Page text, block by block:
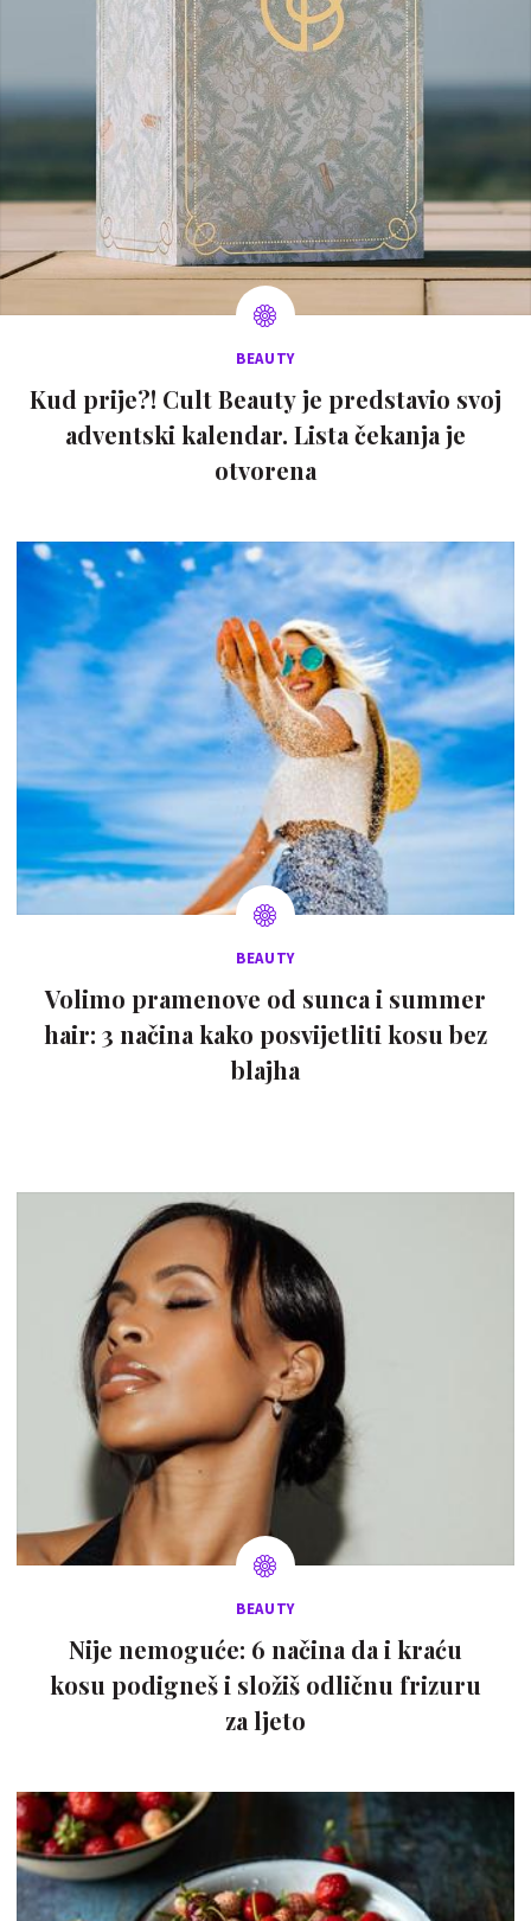
BEAUTY
Kud prije?! Cult Beauty je predstavio svoj
adventski kalendar. Lista čekanja je
otvorena
BEAUTY
Volimo pramenove od sunca i summer
hair: 3 načina kako posvijetliti kosu bez
blajha
BEAUTY
Nije nemoguće: 6 načina da i kraću
kosu podigneš i složiš odličnu frizuru
za ljeto